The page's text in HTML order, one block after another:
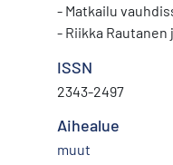
- Matkailu
- Riikka
- Jarkko
- Pekka Lith:
- Ilkka Lehtinen: Nousevien hintojen maa päätyi EU-kuriin
ISSN
2343-2497
Aihealue
muut